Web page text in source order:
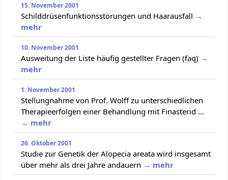
15. November 2001
Schilddrüsenfunktionsstörungen und Haarausfall →
mehr
10. November 2001
Ausweitung der Liste häufig gestellter Fragen (faq) →
mehr
1. November 2001
Stellungnahme von Prof. Wolff zu unterschiedlichen
Therapieerfolgen einer Behandlung mit Finasterid ...
→ mehr
26. Oktober 2001
Studie zur Genetik der Alopecia areata wird insgesamt
über mehr als drei Jahre andauern → mehr